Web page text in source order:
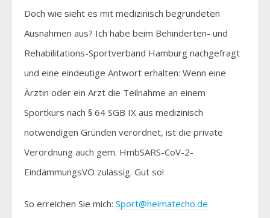
Doch wie sieht es mit medizinisch begründeten
Ausnahmen aus? Ich habe beim Behinderten- und
Rehabilitations-Sportverband Hamburg nachgefragt
und eine eindeutige Antwort erhalten: Wenn eine
Ärztin oder ein Arzt die Teilnahme an einem
Sportkurs nach § 64 SGB IX aus medizinisch
notwendigen Gründen verordnet, ist die private
Verordnung auch gem. HmbSARS-CoV-2-
EindämmungsVO zulässig. Gut so!
So erreichen Sie mich: Sport@heimatecho.de